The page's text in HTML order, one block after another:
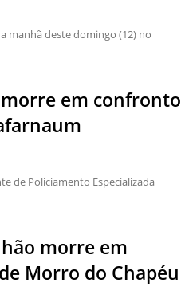
manhã deste domingo (12) no
em confronto
de Policiamento Especializada
morre em
Morro do Chapéu